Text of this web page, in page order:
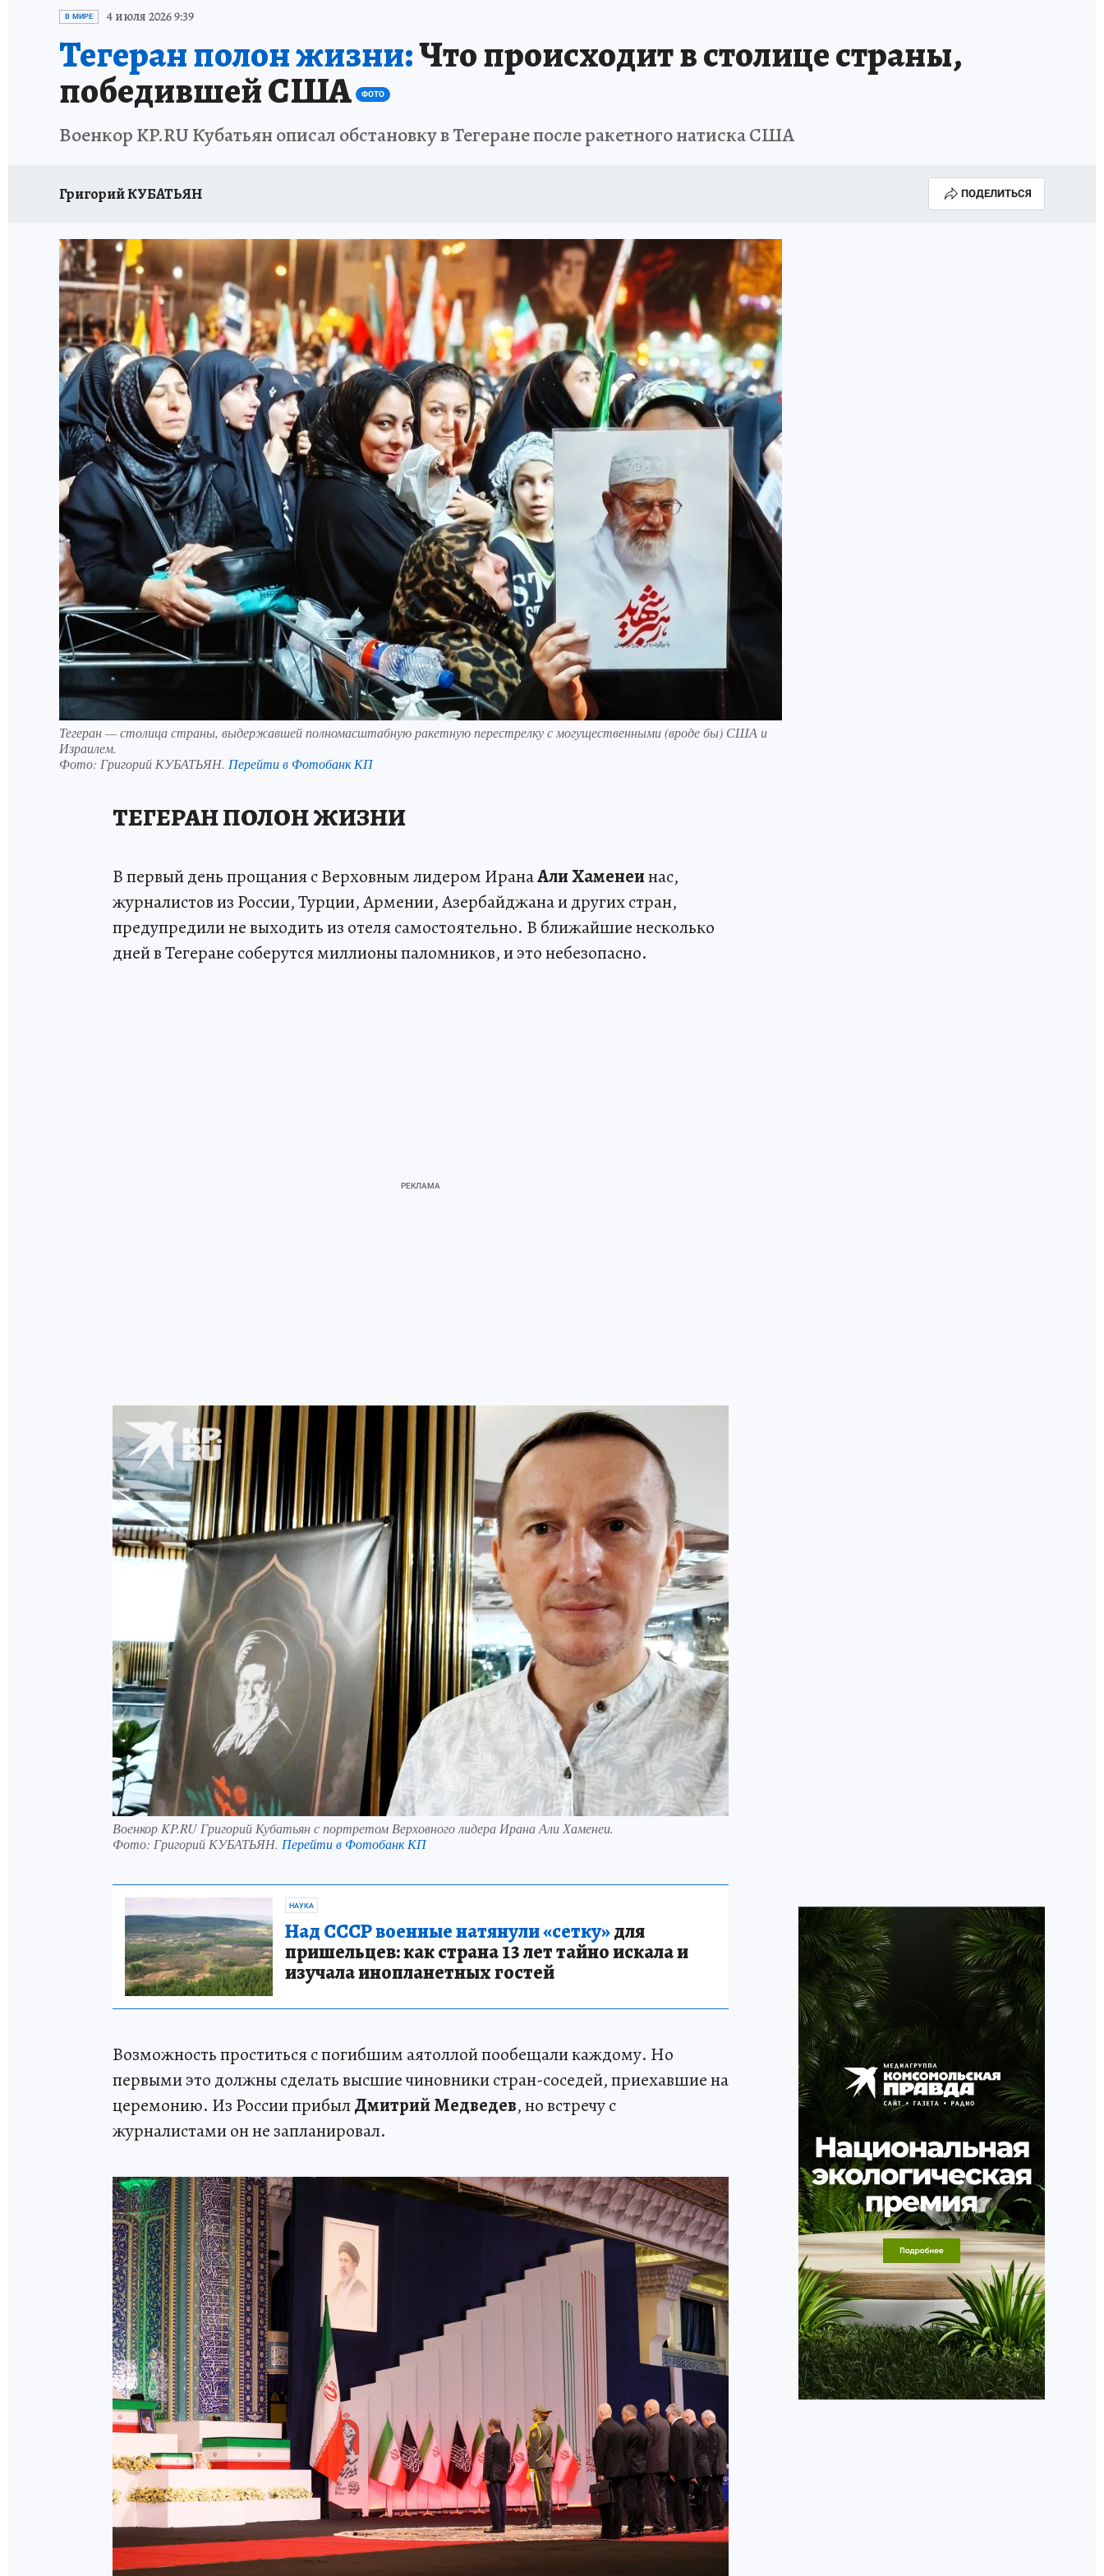
ИСПЫТАНО НА СЕБЕ
В МИРЕ 4 июля 2026 9:39
Тегеран полон жизни:Что происходит в столице страны,
победившей США ФОТО
Военкор KP.RU Кубатьян описал обстановку в Тегеране после ракетного натиска США
Григорий КУБАТЬЯН ПОДЕЛИТЬСЯ
Тегеран — столица страны, выдержавшей полномасштабную ракетную перестрелку с могущественными (вроде бы) США и
Израилем.
Фото: Григорий КУБАТЬЯН. Перейти в Фотобанк КП
ТЕГЕРАН ПОЛОН ЖИЗНИ
В первый день прощания с Верховным лидером ИранаАли Хаменеинас,
журналистов из России, Турции, Армении, Азербайджана и других стран,
предупредили не выходить из отеля самостоятельно. В ближайшие несколько
дней в Тегеране соберутся миллионы паломников, и это небезопасно.
Военкор KP.RU Григорий Кубатьян с портретом Верховного лидера Ирана Али Хаменеи.
Фото: Григорий КУБАТЬЯН. Перейти в Фотобанк КП
НАУКА
Над СССР военные натянули «сетку»для
пришельцев: как страна 13 лет тайно искала и
изучала инопланетных гостей
Возможность проститься с погибшим аятоллой пообещали каждому. Но
первыми это должны сделать высшие чиновники стран-соседей, приехавшие на
церемонию. Из России прибылДмитрий Медведев, но встречу с
журналистами он не запланировал.